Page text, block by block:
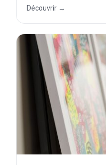
Découvrir →